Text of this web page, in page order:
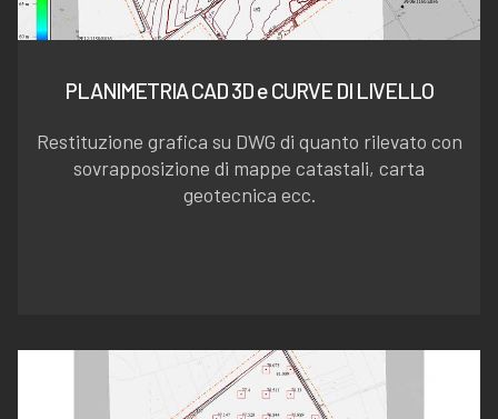
PLANIMETRIA CAD 3D e CURVE DI LIVELLO
Restituzione grafica su DWG di quanto rilevato con
sovrapposizione di mappe catastali, carta
geotecnica ecc.